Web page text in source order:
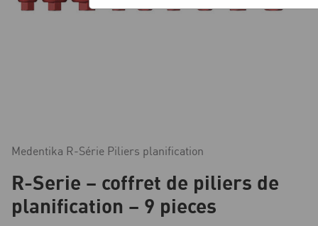
Medentika R-Série Piliers planification
R-Serie – coffret de piliers de
planification – 9 pieces